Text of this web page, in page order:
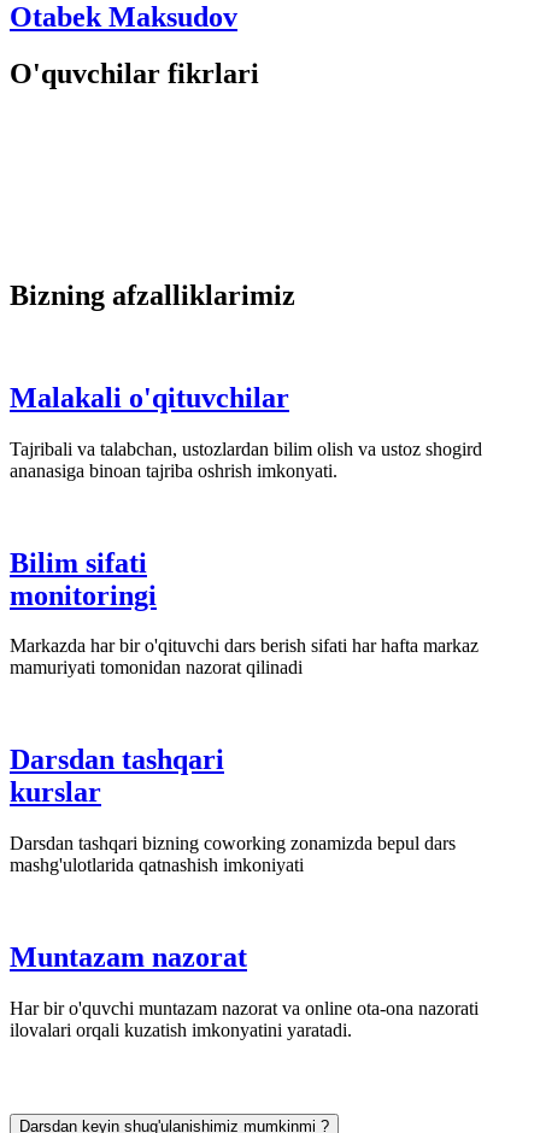
Otabek Maksudov
O'quvchilar fikrlari
Bizning afzalliklarimiz
Malakali o'qituvchilar
Tajribali va talabchan, ustozlardan bilim olish va ustoz shogird
ananasiga binoan tajriba oshrish imkonyati.
Bilim sifati
monitoringi
Markazda har bir o'qituvchi dars berish sifati har hafta markaz
mamuriyati tomonidan nazorat qilinadi
Darsdan tashqari
kurslar
Darsdan tashqari bizning coworking zonamizda bepul dars
mashg'ulotlarida qatnashish imkoniyati
Muntazam nazorat
Har bir o'quvchi muntazam nazorat va online ota-ona nazorati
ilovalari orqali kuzatish imkonyatini yaratadi.
Darsdan keyin shug'ulanishimiz mumkinmi ?